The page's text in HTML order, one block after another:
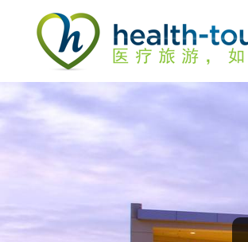
accessibility
system.
Control-
website